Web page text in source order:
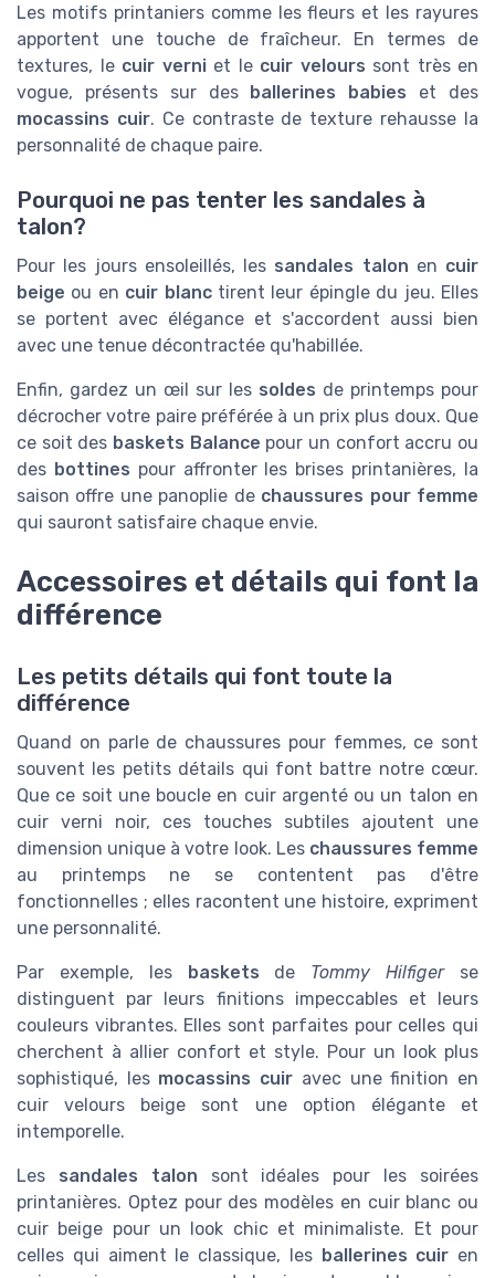
Les motifs printaniers comme les fleurs et les rayures
apportent une touche de fraîcheur. En termes de
textures, le cuir verniet le cuir velours sont très en
vogue, présents sur des
ballerines babies et des
mocassins cuir. Ce contraste de texture rehausse la
personnalité de chaque paire.
Pourquoi ne pas tenter les sandales à
talon?
Pour les jours ensoleillés, les sandales talon en cuir
beige ou en cuir blanctirent leur épingle du jeu. Elles
se portent avec élégance et s'accordent aussi bien
avec une tenue décontractée qu'habillée.
Enfin, gardez un œil sur les soldes de printemps pour
décrocher votre paire préférée à un prix plus doux. Que
ce soit des baskets Balance pour un confort accru ou
des bottines pour affronter les brises printanières, la
saison offre une panoplie de chaussures pour femme
qui sauront satisfaire chaque envie.
Accessoires et détails qui font la
différence
Les petits détails qui font toute la
différence
Quand on parle de chaussures pour femmes, ce sont
souvent les petits détails qui font battre notre cœur.
Que ce soit une boucle en cuir argenté ou un talon en
cuir verni noir, ces touches subtiles ajoutent une
dimension unique à votre look. Les chaussures femme
au printemps ne se contentent pas d'être
fonctionnelles ; elles racontent une histoire, expriment
une personnalité.
Par exemple, les baskets de Tommy Hilfigerse
distinguent par leurs finitions impeccables et leurs
couleurs vibrantes. Elles sont parfaites pour celles qui
cherchent à allier confort et style. Pour un look plus
sophistiqué, les mocassins cuir avec une finition en
cuir velours beige sont une option élégante et
intemporelle.
Les sandales talon sont idéales pour les soirées
printanières. Optez pour des modèles en cuir blanc ou
cuir beige pour un look chic et minimaliste. Et pour
celles qui aiment le classique, les ballerines cuir en